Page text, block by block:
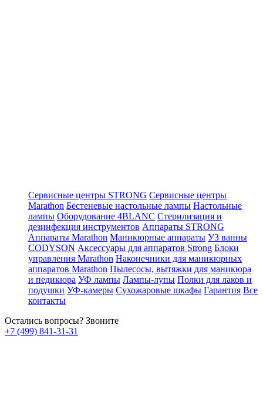
Сервисные центры STRONG Сервисные центры
Marathon Бестеневые настольные лампы Настольные
лампы Оборудование 4BLANC Стерилизация и
дезинфекция инструментов Аппараты STRONG
Аппараты Marathon Маникюрные аппараты УЗ ванны
CODYSON Аксессуары для аппаратов Strong Блоки
управления Marathon Наконечники для маникюрных
аппаратов Marathon Пылесосы, вытяжки для маникюра
и педикюра УФ лампы Лампы-лупы Полки для лаков и
подушки УФ-камеры Сухожаровые шкафы Гарантия Все
контакты
Остались вопросы? Звоните
+7 (499) 841-31-31